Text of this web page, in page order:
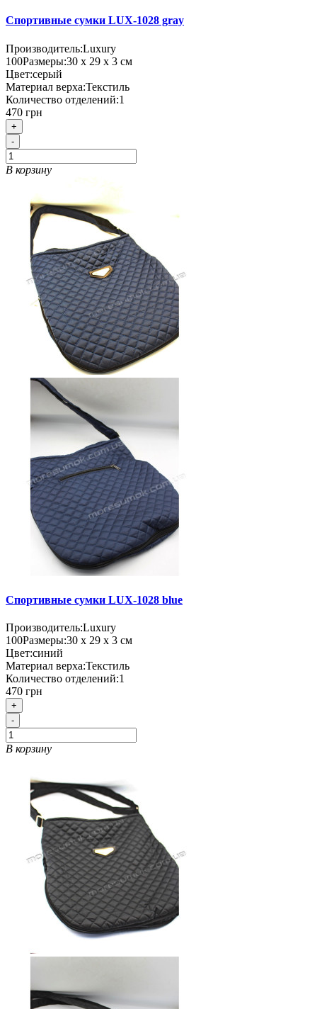
Спортивные сумки LUX-1028 gray
Производитель:Luxury
100Размеры:30 х 29 х 3 см
Цвет:серый
Материал верха:Текстиль
Количество отделений:1
470 грн
+
-
В корзину
Спортивные сумки LUX-1028 blue
Производитель:Luxury
100Размеры:30 х 29 х 3 см
Цвет:синий
Материал верха:Текстиль
Количество отделений:1
470 грн
+
-
В корзину